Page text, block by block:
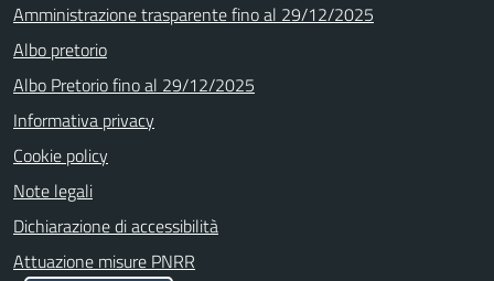
Amministrazione trasparente fino al 29/12/2025
Albo pretorio
Albo Pretorio fino al 29/12/2025
Informativa privacy
Cookie policy
Note legali
Dichiarazione di accessibilità
Attuazione misure PNRR